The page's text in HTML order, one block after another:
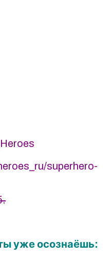
superhero-
уже осознаёшь: